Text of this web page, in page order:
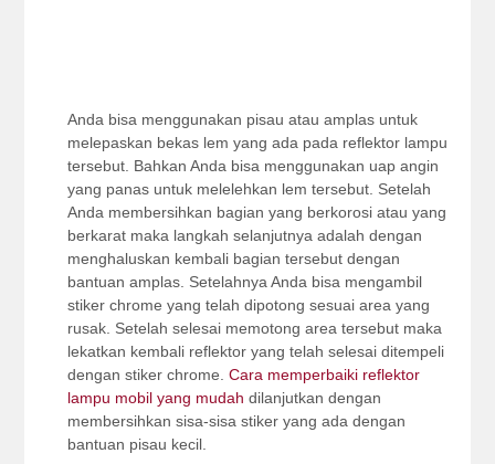
Anda bisa menggunakan pisau atau amplas untuk
melepaskan bekas lem yang ada pada reflektor lampu
tersebut. Bahkan Anda bisa menggunakan uap angin
yang panas untuk melelehkan lem tersebut. Setelah
Anda membersihkan bagian yang berkorosi atau yang
berkarat maka langkah selanjutnya adalah dengan
menghaluskan kembali bagian tersebut dengan
bantuan amplas. Setelahnya Anda bisa mengambil
stiker chrome yang telah dipotong sesuai area yang
rusak. Setelah selesai memotong area tersebut maka
lekatkan kembali reflektor yang telah selesai ditempeli
dengan stiker chrome. Cara memperbaiki reflektor
lampu mobil yang mudah dilanjutkan dengan
membersihkan sisa-sisa stiker yang ada dengan
bantuan pisau kecil.